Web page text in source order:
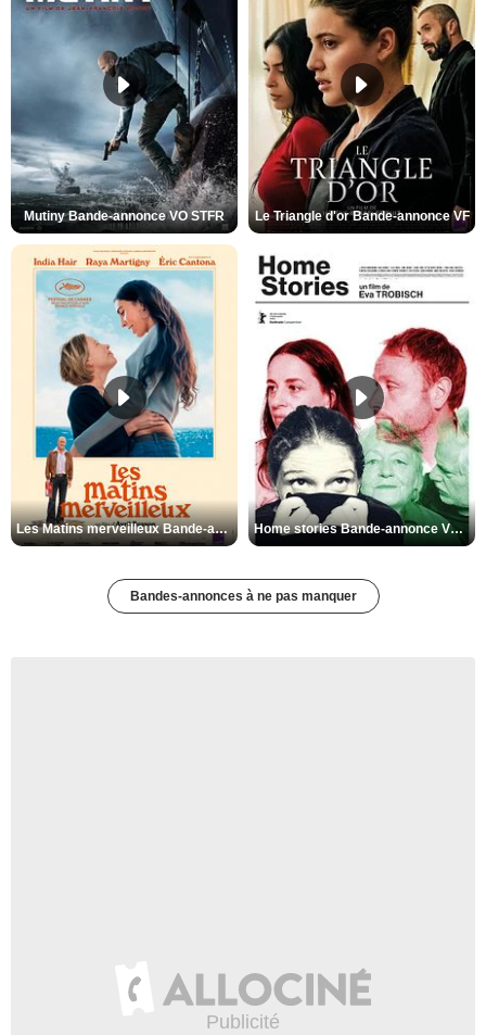
Mutiny Bande-annonce VO STFR Le Triangle d'or Bande-annonce VF
Les Matins merveilleux Bande-annonce VF Home stories Bande-annonce VO STFR
Bandes-annonces à ne pas manquer